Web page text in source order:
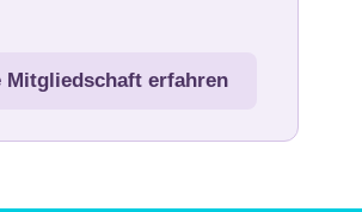
Mitgliedschaft erfahren